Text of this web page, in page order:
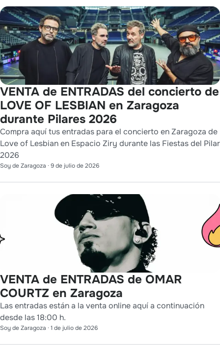
VENTA de ENTRADAS del concierto de
LOVE OF LESBIAN en Zaragoza
durante Pilares 2026
Compra aquí tus entradas para el concierto en Zaragoza de
Love of Lesbian en Espacio Ziry durante las Fiestas del Pilar
2026
Soy de Zaragoza · 9 de julio de 2026
VENTA de ENTRADAS de OMAR
COURTZ en Zaragoza
Las entradas están a la venta online aquí a continuación
desde las 18:00 h.
Soy de Zaragoza · 1 de julio de 2026